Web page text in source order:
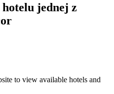
jednej z
to view available hotels and